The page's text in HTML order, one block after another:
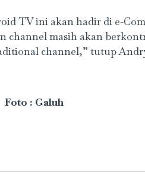
TV ini akan hadir di e-
channel masih akan
channel,” tutup
: Galuh